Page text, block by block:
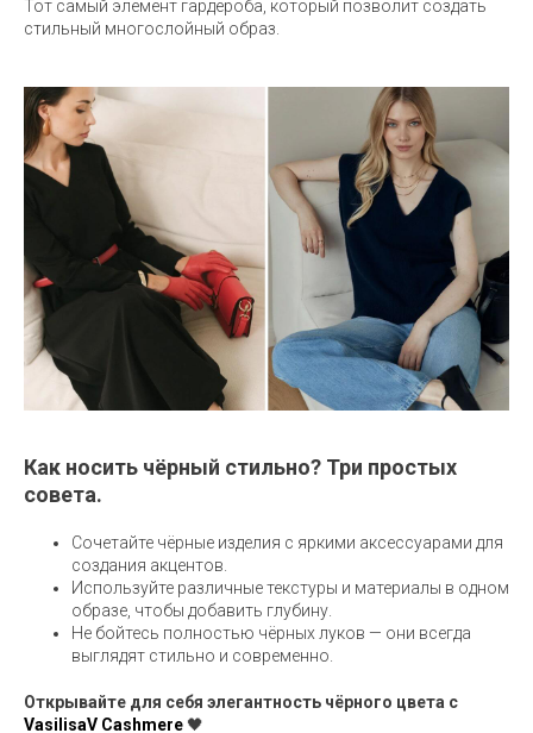
Тот самый элемент гардероба, который позволит создать
стильный многослойный образ.
Как носить чёрный стильно? Три простых
совета.
Сочетайте чёрные изделия с яркими аксессуарами для
создания акцентов.
Используйте различные текстуры и материалы в одном
образе, чтобы добавить глубину.
Не бойтесь полностью чёрных луков — они всегда
выглядят стильно и современно.
Открывайте для себя элегантность чёрного цвета с
VasilisaV Cashmere🖤